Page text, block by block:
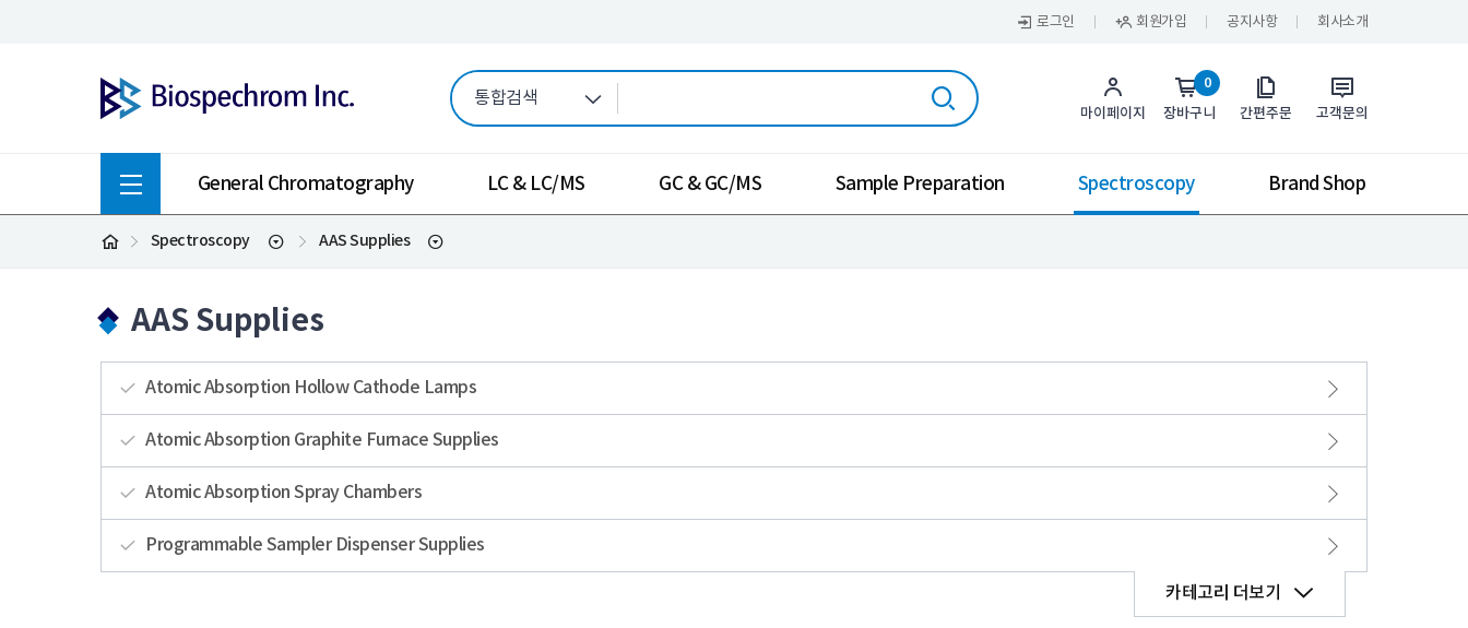
로그인 회원가입 공지사항 회사소개
마이페이지 장바구니
0
간편주문
고객문의
General Chromatography LC & LC/MS GC & GC/MS Sample Preparation Spectroscopy Brand Shop
Spectroscopy AAS Supplies
AAS Supplies
Atomic Absorption Hollow Cathode Lamps
Atomic Absorption Graphite Furnace Supplies
Atomic Absorption Spray Chambers
Programmable Sampler Dispenser Supplies